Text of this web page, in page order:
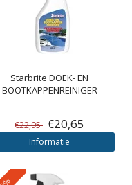
Starbrite DOEK- EN
BOOTKAPPENREINIGER
€22,95 €20,65
Informatie